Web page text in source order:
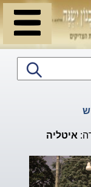
איטליה